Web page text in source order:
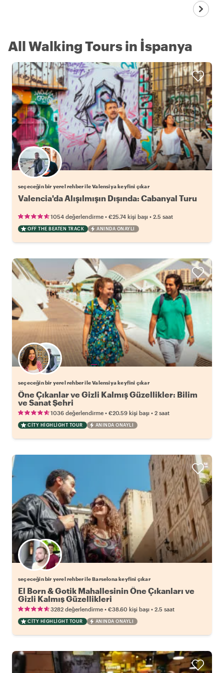
All Walking Tours in İspanya
Favori yerel rehberini seç
seçeceğin bir yerel rehber ile Valensiya keyfini çıkar
Valencia'da Alışılmışın Dışında: Cabanyal Turu
1054 değerlendirme • €25.74 kişi başı • 2.5 saat
OFF THE BEATEN TRACK ANINDA ONAYLI
Favori yerel rehberini seç
seçeceğin bir yerel rehber ile Valensiya keyfini çıkar
Öne Çıkanlar ve Gizli Kalmış Güzellikler: Bilim
ve Sanat Şehri
1036 değerlendirme • €20.59 kişi başı • 2 saat
CITY HIGHLIGHT TOUR ANINDA ONAYLI
Favori yerel rehberini seç
seçeceğin bir yerel rehber ile Barselona keyfini çıkar
El Born & Gotik Mahallesinin Öne Çıkanları ve
Gizli Kalmış Güzellikleri
3282 değerlendirme • €38.60 kişi başı • 2.5 saat
CITY HIGHLIGHT TOUR ANINDA ONAYLI